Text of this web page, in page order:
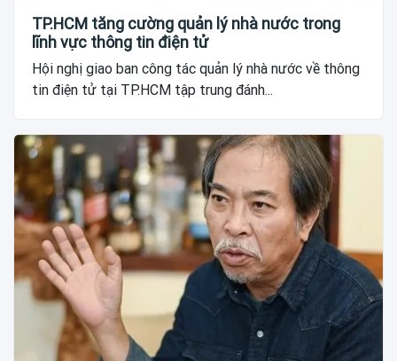
TP.HCM tăng cường quản lý nhà nước trong
lĩnh vực thông tin điện tử
Hội nghị giao ban công tác quản lý nhà nước về thông
tin điện tử tại TP.HCM tập trung đánh...